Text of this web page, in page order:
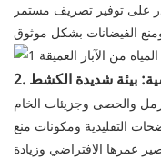
على توفير تصريف مستمر
بيئة شديدة الكشط
والحصى وجزيئات الخام
التقليدية ومكونات منع
عمرها الافتراضي وزيادة